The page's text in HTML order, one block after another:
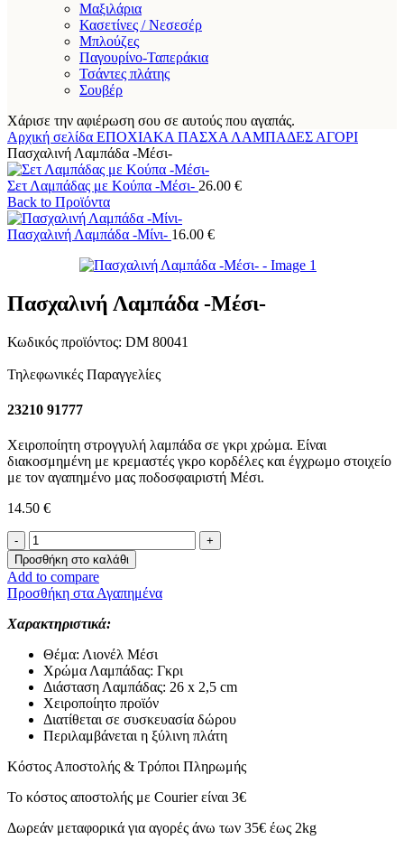
Μαξιλάρια
Κασετίνες / Νεσεσέρ
Μπλούζες
Παγουρίνο-Ταπεράκια
Τσάντες πλάτης
Σουβέρ
Χάρισε την αφιέρωση σου σε αυτούς που αγαπάς.
Αρχική σελίδα ΕΠΟΧΙΑΚΑ ΠΑΣΧΑ ΛΑΜΠΑΔΕΣ ΑΓΟΡΙ
Πασχαλινή Λαμπάδα -Μέσι-
Σετ Λαμπάδας με Κούπα -Μέσι- 26.00 €
Back to Προϊόντα
Πασχαλινή Λαμπάδα -Μίνι- 16.00 €
Πασχαλινή Λαμπάδα -Μέσι-
Κωδικός προϊόντος: DM 80041
Τηλεφωνικές Παραγγελίες
23210 91777
Χειροποίητη στρογγυλή λαμπάδα σε γκρι χρώμα. Είναι
διακοσμημένη με κρεμαστές γκρο κορδέλες και έγχρωμο στοιχείο
με τον αγαπημένο μας ποδοσφαιριστή Μέσι.
14.50 €
Πασχαλινή
Λαμπάδα
-Μέσι-
ποσότητα
Προσθήκη στο καλάθι
Add to compare
Προσθήκη στα Αγαπημένα
Χαρακτηριστικά:
Θέμα: Λιονέλ Μέσι
Χρώμα Λαμπάδας: Γκρι
Διάσταση Λαμπάδας: 26 x 2,5 cm
Χειροποίητο προϊόν
Διατίθεται σε συσκευασία δώρου
Περιλαμβάνεται η ξύλινη πλάτη
Κόστος Αποστολής & Τρόποι Πληρωμής
Το κόστος αποστολής με Courier είναι 3€
Δωρεάν μεταφορικά για αγορές άνω των 35€ έως 2kg